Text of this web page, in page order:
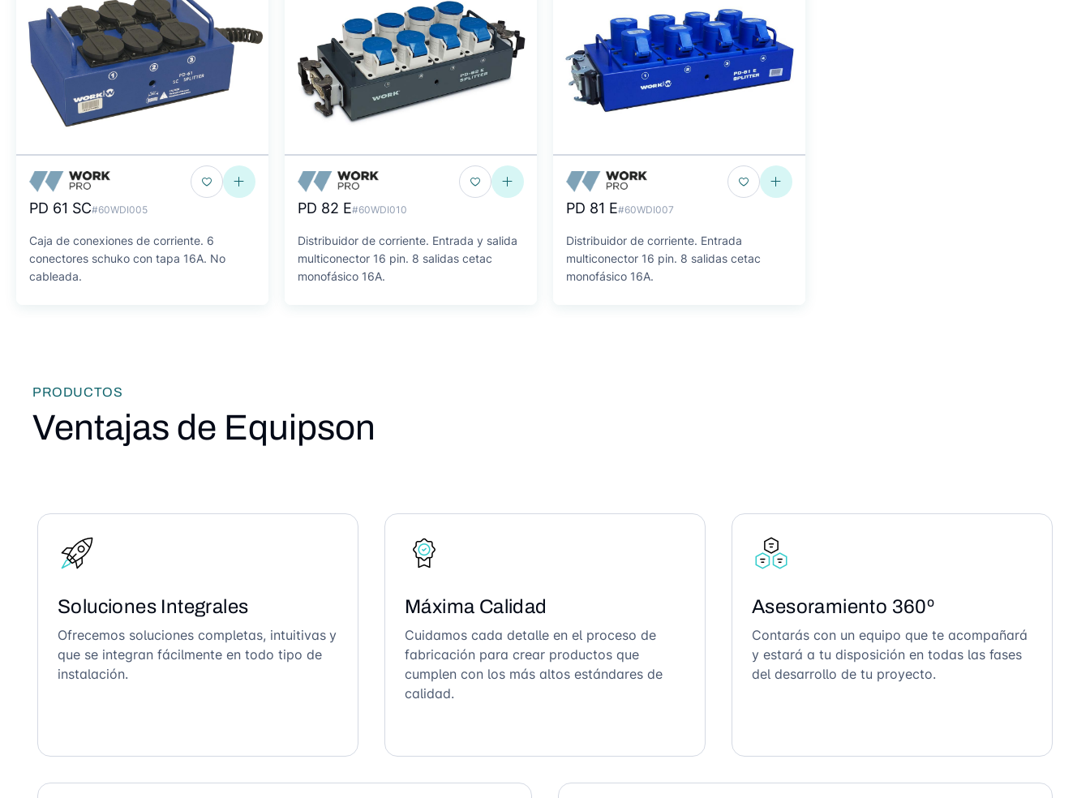
PD 61 SC#60WDI005
Caja de conexiones de corriente. 6
conectores schuko con tapa 16A. No
cableada.
PD 82 E#60WDI010
Distribuidor de corriente. Entrada y salida
multiconector 16 pin. 8 salidas cetac
monofásico 16A.
PD 81 E#60WDI007
Distribuidor de corriente. Entrada
multiconector 16 pin. 8 salidas cetac
monofásico 16A.
PRODUCTOS
Ventajas de Equipson
Soluciones Integrales
Ofrecemos soluciones completas, intuitivas y
que se integran fácilmente en todo tipo de
instalación.
Máxima Calidad
Cuidamos cada detalle en el proceso de
fabricación para crear productos que
cumplen con los más altos estándares de
calidad.
Asesoramiento 360º
Contarás con un equipo que te acompañará
y estará a tu disposición en todas las fases
del desarrollo de tu proyecto.